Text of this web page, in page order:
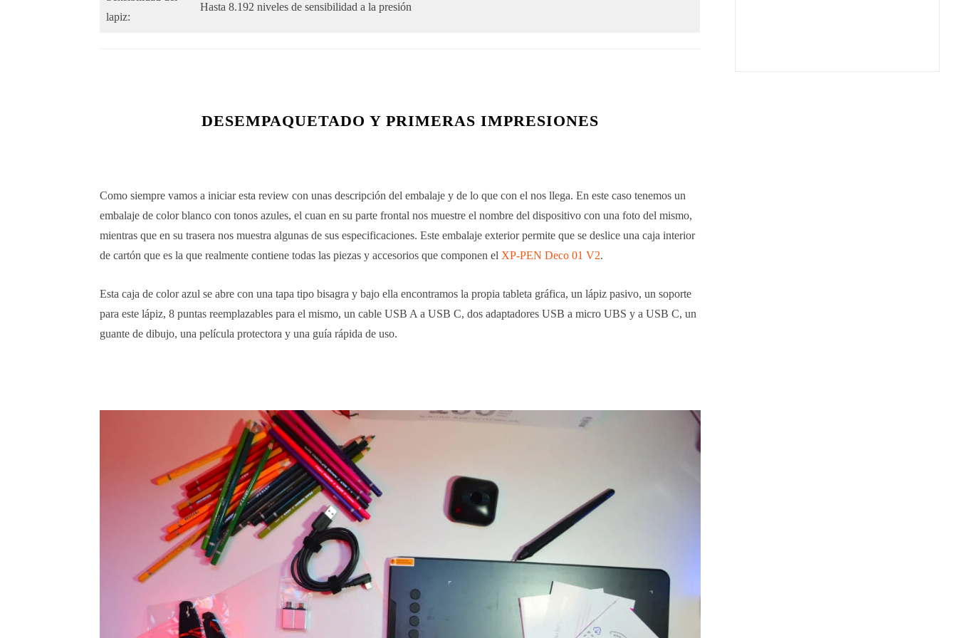
lapiz:
Hasta 8.192 niveles de sensibilidad a la presión
DESEMPAQUETADO Y PRIMERAS IMPRESIONES
Como siempre vamos a iniciar esta review con unas descripción del embalaje y de lo que con el nos llega. En este caso tenemos un
embalaje de color blanco con tonos azules, el cuan en su parte frontal nos muestre el nombre del dispositivo con una foto del mismo,
mientras que en su trasera nos muestra algunas de sus especificaciones. Este embalaje exterior permite que se deslice una caja interior
de cartón que es la que realmente contiene todas las piezas y accesorios que componen el XP-PEN Deco 01 V2.
Esta caja de color azul se abre con una tapa tipo bisagra y bajo ella encontramos la propia tableta gráfica, un lápiz pasivo, un soporte
para este lápiz, 8 puntas reemplazables para el mismo, un cable USB A a USB C, dos adaptadores USB a micro UBS y a USB C, un
guante de dibujo, una película protectora y una guía rápida de uso.